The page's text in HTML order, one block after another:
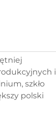
i
szkło
polski